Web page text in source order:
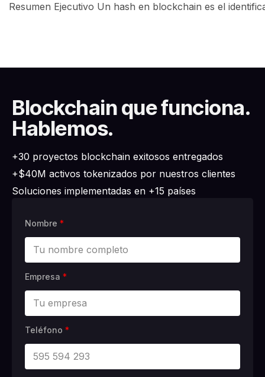
Resumen Ejecutivo Un hash en blockchain es el
Blockchain que funciona.
Hablemos.
+30 proyectos blockchain exitosos entregados
+$40M activos tokenizados por nuestros clientes
Soluciones implementadas en +15 países
Nombre *
Empresa *
Teléfono *